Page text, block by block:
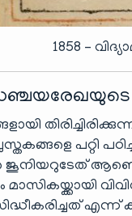
1858 –
പറ്റി
ജൂനിയറുടേത്
എന്ന്